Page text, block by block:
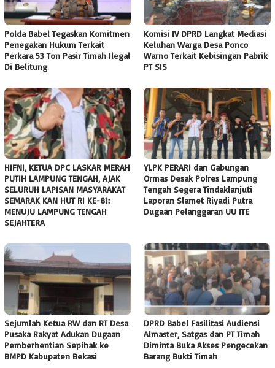
Polda Babel Tegaskan Komitmen
Penegakan Hukum Terkait
Perkara 53 Ton Pasir Timah Ilegal
Di Belitung
Komisi IV DPRD Langkat Mediasi
Keluhan Warga Desa Ponco
Warno Terkait Kebisingan Pabrik
PT SIS
HIFNI, KETUA DPC LASKAR MERAH
PUTIH LAMPUNG TENGAH, AJAK
SELURUH LAPISAN MASYARAKAT
SEMARAK KAN HUT RI KE-81:
MENUJU LAMPUNG TENGAH
SEJAHTERA
YLPK PERARI dan Gabungan
Ormas Desak Polres Lampung
Tengah Segera Tindaklanjuti
Laporan Slamet Riyadi Putra
Dugaan Pelanggaran UU ITE
Sejumlah Ketua RW dan RT Desa
Pusaka Rakyat Adukan Dugaan
Pemberhentian Sepihak ke
BMPD Kabupaten Bekasi
DPRD Babel Fasilitasi Audiensi
Almaster, Satgas dan PT Timah
Diminta Buka Akses Pengecekan
Barang Bukti Timah